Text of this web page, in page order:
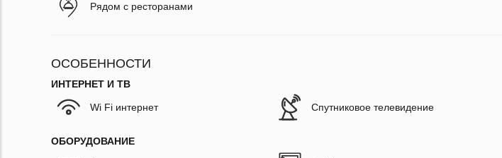
Рядом с ресторанами
ОСОБЕННОСТИ
ИНТЕРНЕТ И ТВ
Wi Fi интернет Спутниковое телевидение
ОБОРУДОВАНИЕ